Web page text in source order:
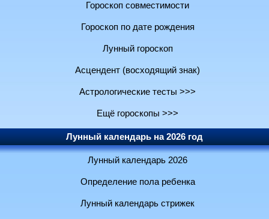
Гороскоп совместимости
Гороскоп по дате рождения
Лунный гороскоп
Асцендент (восходящий знак)
Астрологические тесты >>>
Ещё гороскопы >>>
Лунный календарь на 2026 год
Лунный календарь 2026
Определение пола ребенка
Лунный календарь стрижек